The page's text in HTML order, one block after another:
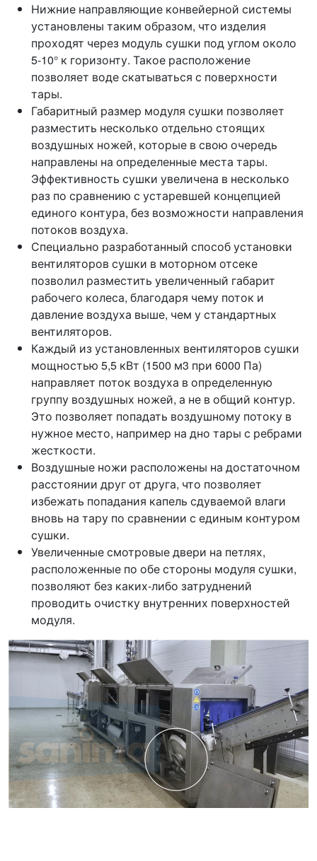
Нижние направляющие конвейерной системы
установлены таким образом, что изделия
проходят через модуль сушки под углом около
5-10° к горизонту. Такое расположение
позволяет воде скатываться с поверхности
тары.
Габаритный размер модуля сушки позволяет
разместить несколько отдельно стоящих
воздушных ножей, которые в свою очередь
направлены на определенные места тары.
Эффективность сушки увеличена в несколько
раз по сравнению с устаревшей концепцией
единого контура, без возможности направления
потоков воздуха.
Специально разработанный способ установки
вентиляторов сушки в моторном отсеке
позволил разместить увеличенный габарит
рабочего колеса, благодаря чему поток и
давление воздуха выше, чем у стандартных
вентиляторов.
Каждый из установленных вентиляторов сушки
мощностью 5,5 кВт (1500 м3 при 6000 Па)
направляет поток воздуха в определенную
группу воздушных ножей, а не в общий контур.
Это позволяет попадать воздушному потоку в
нужное место, например на дно тары с ребрами
жесткости.
Воздушные ножи расположены на достаточном
расстоянии друг от друга, что позволяет
избежать попадания капель сдуваемой влаги
вновь на тару по сравнении с единым контуром
сушки.
Увеличенные смотровые двери на петлях,
расположенные по обе стороны модуля сушки,
позволяют без каких-либо затруднений
проводить очистку внутренних поверхностей
модуля.